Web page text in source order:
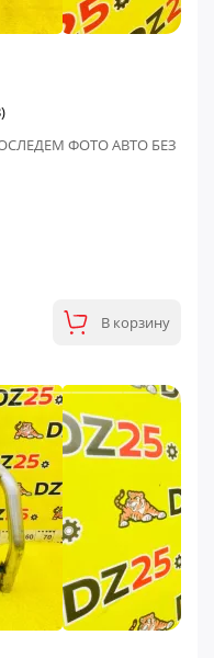
ФОТО АВТО БЕЗ
В корзину